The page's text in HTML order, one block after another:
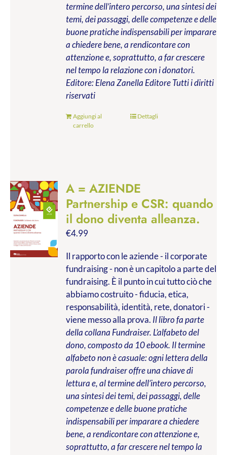
termine dell’intero percorso, una sintesi dei
temi, dei passaggi, delle competenze e delle
buone pratiche indispensabili per imparare
a chiedere bene, a rendicontare con
attenzione e, soprattutto, a far crescere
nel tempo la relazione con i donatori.
Editore: Elena Zanella EditoreTutti i diritti
riservati
Aggiungi al
carrello
Dettagli
A = AZIENDE
Partnership e CSR: quando
il dono diventa alleanza.
€4.99
Il rapporto con le aziende - il corporate
fundraising - non è un capitolo a parte del
fundraising. È il punto in cui tutto ciò che
abbiamo costruito - fiducia, etica,
responsabilità, identità, rete, donatori -
viene messo alla prova. Il libro fa parte
della collana Fundraiser. L’alfabeto del
dono, composto da 10 ebook. Il termine
alfabeto non è casuale: ogni lettera della
parola fundraiser offre una chiave di
lettura e, al termine dell’intero percorso,
una sintesi dei temi, dei passaggi, delle
competenze e delle buone pratiche
indispensabili per imparare a chiedere
bene, a rendicontare con attenzione e,
soprattutto, a far crescere nel tempo la